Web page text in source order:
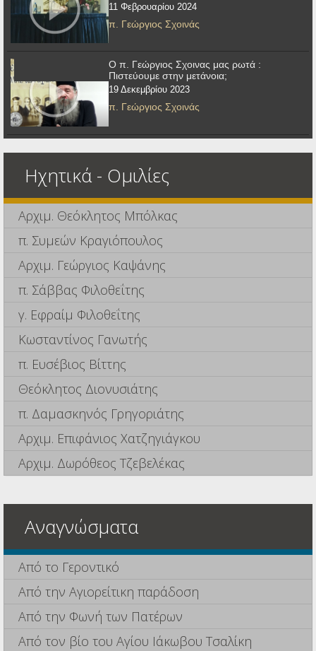
11 Φεβρουαρίου 2024
π. Γεώργιος Σχοινάς
Ο π. Γεώργιος Σχοινας μας ρωτά :
Πιστεύουμε στην μετάνοια;
19 Δεκεμβρίου 2023
π. Γεώργιος Σχοινάς
Ηχητικά - Ομιλίες
Αρχιμ. Θεόκλητος Μπόλκας
π. Συμεών Κραγιόπουλος
Αρχιμ. Γεώργιος Καψάνης
π. Σάββας Φιλοθεΐτης
γ. Εφραίμ Φιλοθεΐτης
Κωσταντίνος Γανωτής
π. Ευσέβιος Βίττης
Θεόκλητος Διονυσιάτης
π. Δαμασκηνός Γρηγοριάτης
Αρχιμ. Επιφάνιος Χατζηγιάγκου
Αρχιμ. Δωρόθεος Τζεβελέκας
Αναγνώσματα
Από το Γεροντικό
Από την Αγιορείτικη παράδοση
Από την Φωνή των Πατέρων
Από τον βίο του Αγίου Ιάκωβου Τσαλίκη